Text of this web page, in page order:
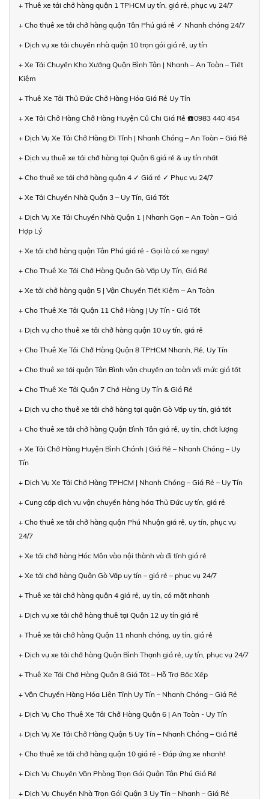
+ Thuê xe tải chở hàng quận 1 TPHCM uy tín, giá rẻ, phục vụ 24/7
+ Cho thuê xe tải chở hàng quận Tân Phú giá rẻ ✓ Nhanh chóng 24/7
+ Dịch vụ xe tải chuyển nhà quận 10 trọn gói giá rẻ, uy tín
+ Xe Tải Chuyển Kho Xưởng Quận Bình Tân | Nhanh – An Toàn – Tiết
Kiệm
+ Thuê Xe Tải Thủ Đức Chở Hàng Hóa Giá Rẻ Uy Tín
+ Xe Tải Chở Hàng Chở Hàng Huyện Củ Chi Giá Rẻ ☎️0983 440 454
+ Dịch Vụ Xe Tải Chở Hàng Đi Tỉnh | Nhanh Chóng – An Toàn – Giá Rẻ
+ Dịch vụ thuê xe tải chở hàng tại Quận 6 giá rẻ & uy tín nhất
+ Cho thuê xe tải chở hàng quận 4 ✓ Giá rẻ ✓ Phục vụ 24/7
+ Xe Tải Chuyển Nhà Quận 3 – Uy Tín, Giá Tốt
+ Dịch Vụ Xe Tải Chuyển Nhà Quận 1 | Nhanh Gọn – An Toàn – Giá
Hợp Lý
+ Xe tải chở hàng quận Tân Phú giá rẻ - Gọi là có xe ngay!
+ Cho Thuê Xe Tải Chở Hàng Quận Gò Vấp Uy Tín, Giá Rẻ
+ Xe tải chở hàng quận 5 | Vận Chuyển Tiết Kiệm – An Toàn
+ Cho Thuê Xe Tải Quận 11 Chở Hàng | Uy Tín - Giá Tốt
+ Dịch vụ cho thuê xe tải chở hàng quận 10 uy tín, giá rẻ
+ Cho Thuê Xe Tải Chở Hàng Quận 8 TPHCM Nhanh, Rẻ, Uy Tín
+ Cho thuê xe tải quận Tân Bình vận chuyển an toàn với mức giá tốt
+ Cho Thuê Xe Tải Quận 7 Chở Hàng Uy Tín & Giá Rẻ
+ Dịch vụ cho thuê xe tải chở hàng tại quận Gò Vấp uy tín, giá tốt
+ Cho thuê xe tải chở hàng Quận Bình Tân giá rẻ, uy tín, chất lượng
+ Xe Tải Chở Hàng Huyện Bình Chánh | Giá Rẻ – Nhanh Chóng – Uy
Tín
+ Dịch Vụ Xe Tải Chở Hàng TPHCM | Nhanh Chóng – Giá Rẻ – Uy Tín
+ Cung cấp dịch vụ vận chuyển hàng hóa Thủ Đức uy tín, giá rẻ
+ Cho thuê xe tải chở hàng quận Phú Nhuận giá rẻ, uy tín, phục vụ
24/7
+ Xe tải chở hàng Hóc Môn vào nội thành và đi tỉnh giá rẻ
+ Xe tải chở hàng Quận Gò Vấp uy tín – giá rẻ – phục vụ 24/7
+ Thuê xe tải chở hàng quận 4 giá rẻ, uy tín, có mặt nhanh
+ Dịch vụ xe tải chở hàng thuê tại Quận 12 uy tín giá rẻ
+ Thuê xe tải chở hàng Quận 11 nhanh chóng, uy tín, giá rẻ
+ Dịch vụ xe tải chở hàng Quận Bình Thạnh giá rẻ, uy tín, phục vụ 24/7
+ Thuê Xe Tải Chở Hàng Quận 8 Giá Tốt – Hỗ Trợ Bốc Xếp
+ Vận Chuyển Hàng Hóa Liên Tỉnh Uy Tín – Nhanh Chóng – Giá Rẻ
+ Dịch Vụ Cho Thuê Xe Tải Chở Hàng Quận 6 | An Toàn - Uy Tín
+ Dịch Vụ Xe Tải Chở Hàng Quận 5 Uy Tín – Nhanh Chóng – Giá Rẻ
+ Cho thuê xe tải chở hàng quận 10 giá rẻ - Đáp ứng xe nhanh!
+ Dịch Vụ Chuyển Văn Phòng Trọn Gói Quận Tân Phú Giá Rẻ
+ Dịch Vụ Chuyển Nhà Trọn Gói Quận 3 Uy Tín – Nhanh – Giá Rẻ